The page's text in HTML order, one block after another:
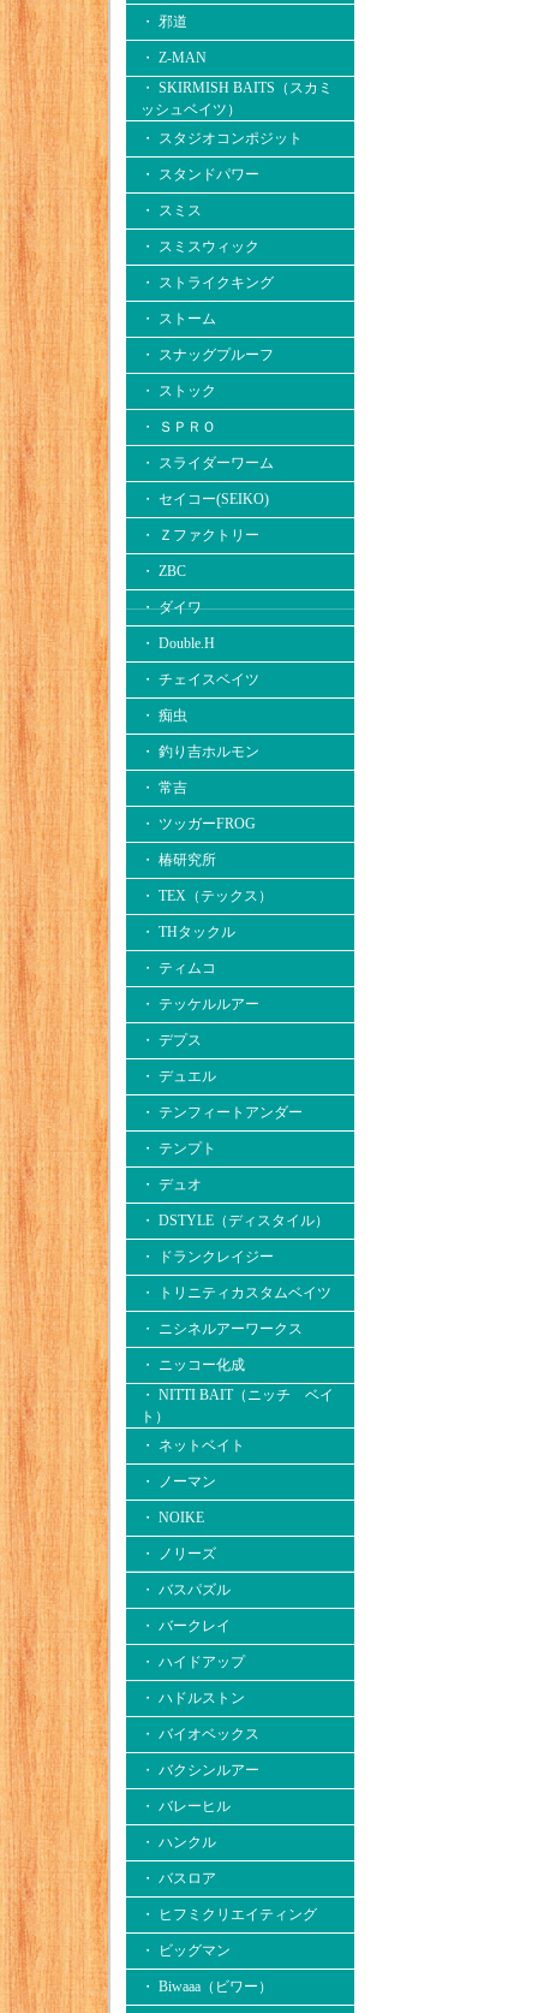
・ 邪道
・ Z-MAN
・ SKIRMISH BAITS（スカミ
ッシュベイツ）
・ スタジオコンポジット
・ スタンドパワー
・ スミス
・ スミスウィック
・ ストライクキング
・ ストーム
・ スナッグプルーフ
・ ストック
・ ＳＰＲＯ
・ スライダーワーム
・ セイコー(SEIKO)
・ Ｚファクトリー
・ ZBC
・ ダイワ
・ Double.H
・ チェイスベイツ
・ 痴虫
・ 釣り吉ホルモン
・ 常吉
・ ツッガーFROG
・ 椿研究所
・ TEX（テックス）
・ THタックル
・ ティムコ
・ テッケルルアー
・ デプス
・ デュエル
・ テンフィートアンダー
・ テンプト
・ デュオ
・ DSTYLE（ディスタイル）
・ ドランクレイジー
・ トリニティカスタムベイツ
・ ニシネルアーワークス
・ ニッコー化成
・ NITTI BAIT（ニッチ ベイ
ト）
・ ネットベイト
・ ノーマン
・ NOIKE
・ ノリーズ
・ バスパズル
・ バークレイ
・ ハイドアップ
・ ハドルストン
・ バイオベックス
・ バクシンルアー
・ バレーヒル
・ ハンクル
・ バスロア
・ ヒフミクリエイティング
・ ビッグマン
・ Biwaaa（ビワー）